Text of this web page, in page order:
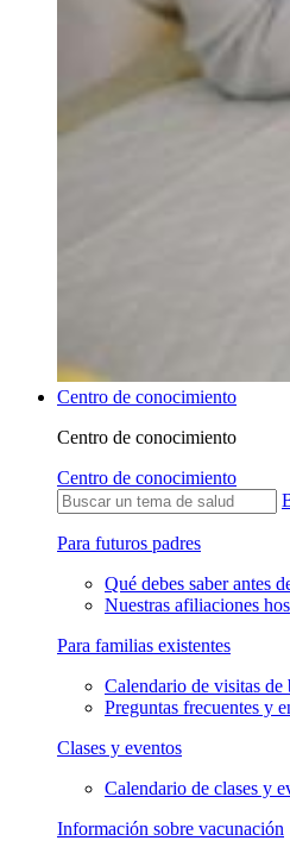
Centro de conocimiento
Centro de conocimiento
Centro de conocimiento
Para futuros padres
Qué debes saber antes
Nuestras afiliaciones
Para familias existentes
Calendario de visitas de
Preguntas frecuentes y
Clases y eventos
Calendario de clases y
Información sobre vacunación